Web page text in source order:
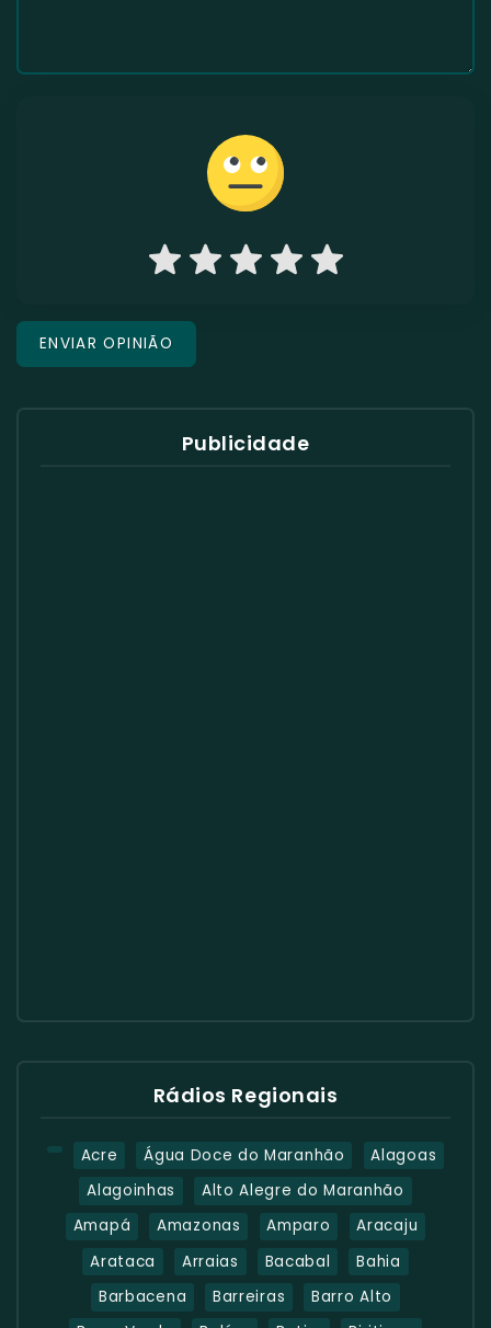
Publicidade
Rádios Regionais
Acre Água Doce do Maranhão
Alagoas
Alagoinhas
Alto Alegre do Maranhão
Amapá
Amazonas Amparo
Aracaju
Arataca
Arraias Bacabal
Bahia
Barbacena
Barreiras
Barro Alto